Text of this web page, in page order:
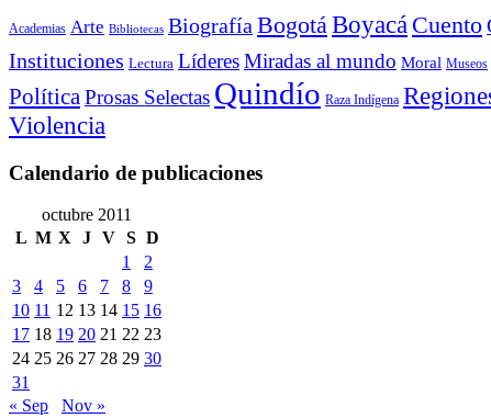
Academias Arte Bibliotecas Biografía BogotáBoyacá Cuento
Instituciones Lectura LíderesMiradas al mundo Moral Museos
PolíticaProsas Selectas Quindío Raza Indígena
Violencia
Calendario de publicaciones
octubre 2011
L M X J V S D
1
2
3
4 5 6 7 8
9
10 11 12 13 14 15 16
17 18 19 20 21 22 23
24 25 26 27 28 29 30
31
« Sep
Nov »